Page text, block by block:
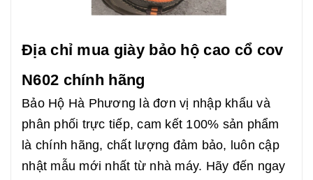
Địa chỉ mua giày bảo hộ cao cổ cov
N602 chính hãng
Bảo Hộ Hà Phương là đơn vị nhập khẩu và
phân phối trực tiếp, cam kết 100% sản phẩm
là chính hãng, chất lượng đảm bảo, luôn cập
nhật mẫu mới nhất từ nhà máy. Hãy đến ngay